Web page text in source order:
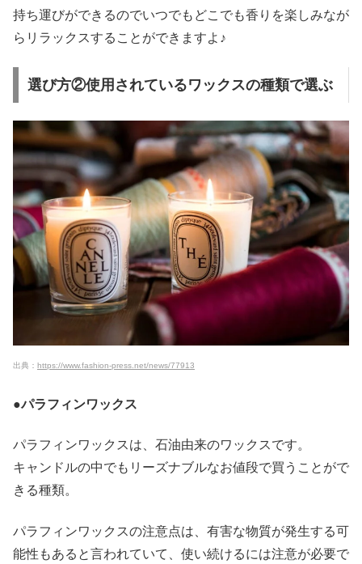
持ち運びができるのでいつでもどこでも香りを楽しみなが
らリラックスすることができますよ♪
選び方②使用されているワックスの種類で選ぶ
出典： https://www.fashion-press.net/news/77913
●パラフィンワックス
パラフィンワックスは、石油由来のワックスです。
キャンドルの中でもリーズナブルなお値段で買うことがで
きる種類。
パラフィンワックスの注意点は、有害な物質が発生する可
能性もあると言われていて、使い続けるには注意が必要で